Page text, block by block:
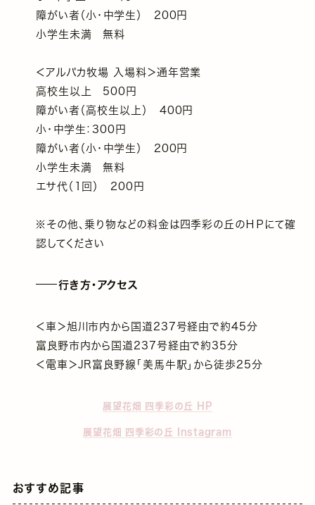
障がい者（小・中学生） 200円
小学生未満 無料
＜アルパカ牧場 入場料＞通年営業
高校生以上 500円
障がい者（高校生以上） 400円
小・中学生：300円
障がい者（小・中学生） 200円
小学生未満 無料
エサ代（1回） 200円
※その他、乗り物などの料金は四季彩の丘のＨＰにて確
認してください
行き方・アクセス
＜車＞旭川市内から国道237号経由で約45分
富良野市内から国道237号経由で約35分
＜電車＞JR富良野線「美馬牛駅」から徒歩25分
展望花畑 四季彩の丘 HP
展望花畑 四季彩の丘 Instagram
おすすめ記事